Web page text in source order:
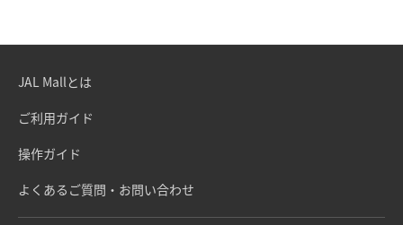
JAL Mallとは
ご利用ガイド
操作ガイド
よくあるご質問・お問い合わせ